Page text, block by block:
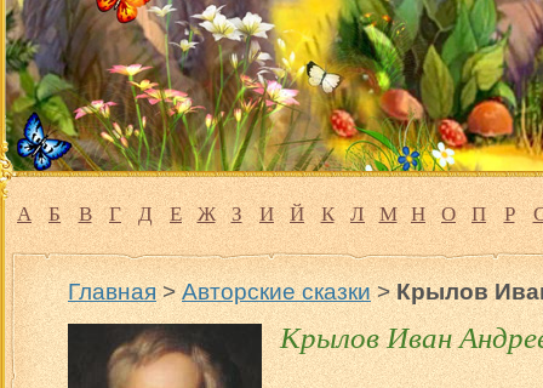
А Б В Г Д Е Ж З И Й К Л М Н О П Р
Главная>Авторские сказки>Крылов
Крылов Иван